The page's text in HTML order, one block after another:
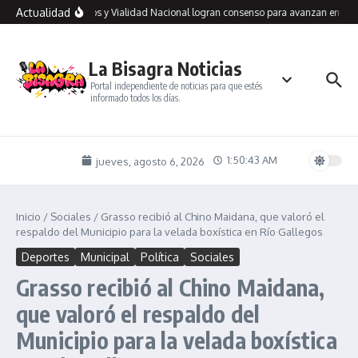
Saltar al contenido
ActualidadRío Gallegos y Vialidad Nacional logran consenso para avanzan en un
La Bisagra Noticias
Portal independiente de noticias para que estés
informado todos los días.
jueves, agosto 6, 2026 1:50:43 AM
Inicio / Sociales / Grasso recibió al Chino Maidana, que valoró el
respaldo del Municipio para la velada boxística en Río Gallegos
Deportes Municipal Política Sociales
Grasso recibió al Chino Maidana,
que valoró el respaldo del
Municipio para la velada boxística